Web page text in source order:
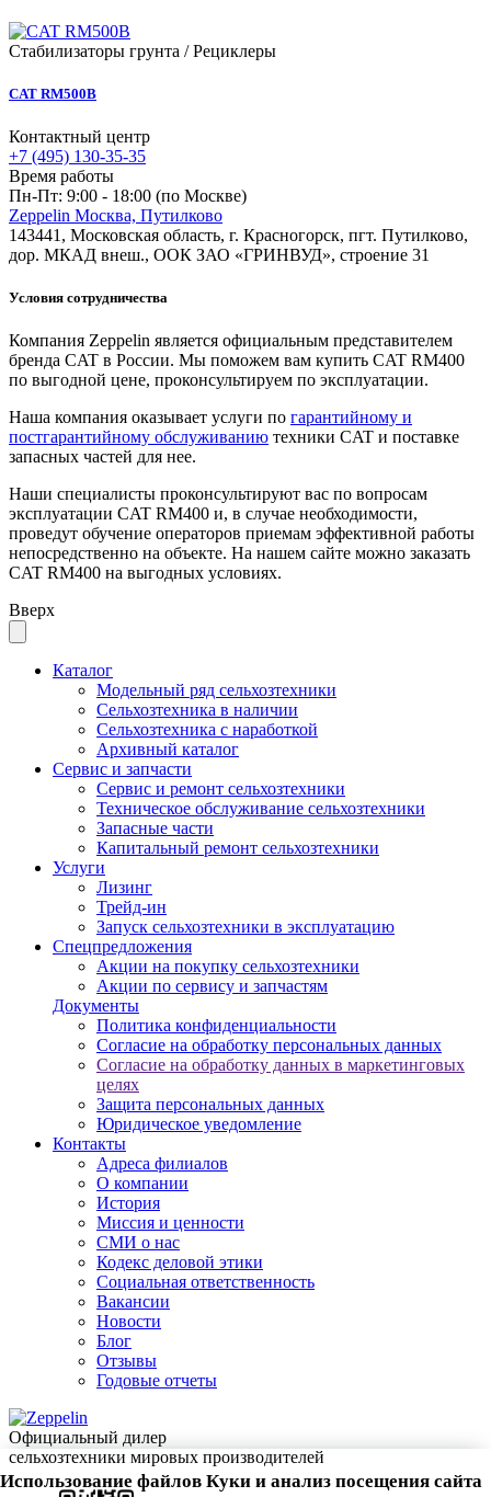
Стабилизаторы грунта / Рециклеры
CAT RM500B
Контактный центр
+7 (495) 130-35-35
Время работы
Пн-Пт: 9:00 - 18:00 (по Москве)
Zeppelin Москва, Путилково
143441, Московская область, г. Красногорск, пгт. Путилково,
дор. МКАД внеш., ООК ЗАО «ГРИНВУД», строение 31
Условия сотрудничества
Компания Zeppelin является официальным представителем
бренда CAT в России. Мы поможем вам купить CAT RM400
по выгодной цене, проконсультируем по эксплуатации.
Наша компания оказывает услуги по гарантийному и
постгарантийному обслуживанию техники CAT и поставке
запасных частей для нее.
Наши специалисты проконсультируют вас по вопросам
эксплуатации CAT RM400 и, в случае необходимости,
проведут обучение операторов приемам эффективной работы
непосредственно на объекте. На нашем сайте можно заказать
CAT RM400 на выгодных условиях.
Вверх
Каталог
Модельный ряд сельхозтехники
Сельхозтехника в наличии
Сельхозтехника с наработкой
Архивный каталог
Сервис и запчасти
Сервис и ремонт сельхозтехники
Техническое обслуживание сельхозтехники
Запасные части
Капитальный ремонт сельхозтехники
Услуги
Лизинг
Трейд-ин
Запуск сельхозтехники в эксплуатацию
Спецпредложения
Акции на покупку сельхозтехники
Акции по сервису и запчастям
Документы
Политика конфиденциальности
Согласие на обработку персональных данных
Согласие на обработку данных в маркетинговых
целях
Защита персональных данных
Юридическое уведомление
Контакты
Адреса филиалов
О компании
История
Миссия и ценности
СМИ о нас
Кодекс деловой этики
Социальная ответственность
Вакансии
Новости
Блог
Отзывы
Годовые отчеты
Официальный дилер
сельхозтехники мировых производителей
Использование файлов Куки и анализ посещения сайта